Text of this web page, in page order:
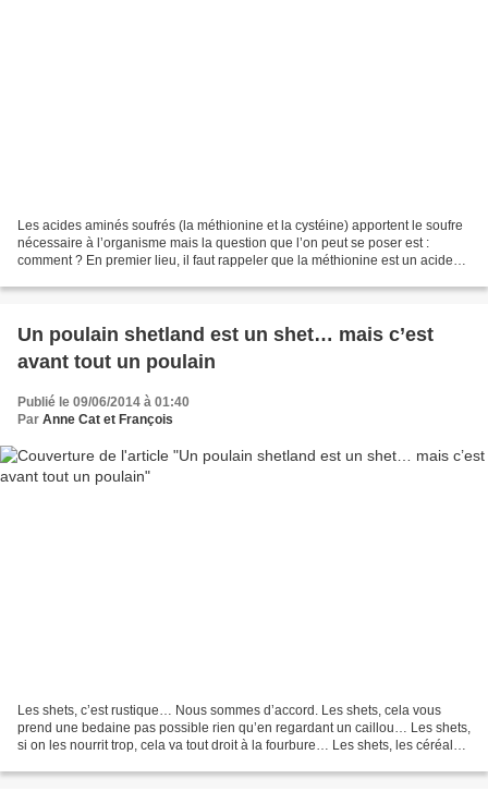
Les acides aminés soufrés (la méthionine et la cystéine) apportent le soufre
nécessaire à l’organisme mais la question que l’on peut se poser est :
comment ? En premier lieu, il faut rappeler que la méthionine est un acide
Un poulain shetland est un shet… mais c’est
avant tout un poulain
Publié le 09/06/2014 à 01:40
Par Anne Cat et François
Les shets, c’est rustique… Nous sommes d’accord. Les shets, cela vous
prend une bedaine pas possible rien qu’en regardant un caillou… Les shets,
si on les nourrit trop, cela va tout droit à la fourbure… Les shets, les céréales